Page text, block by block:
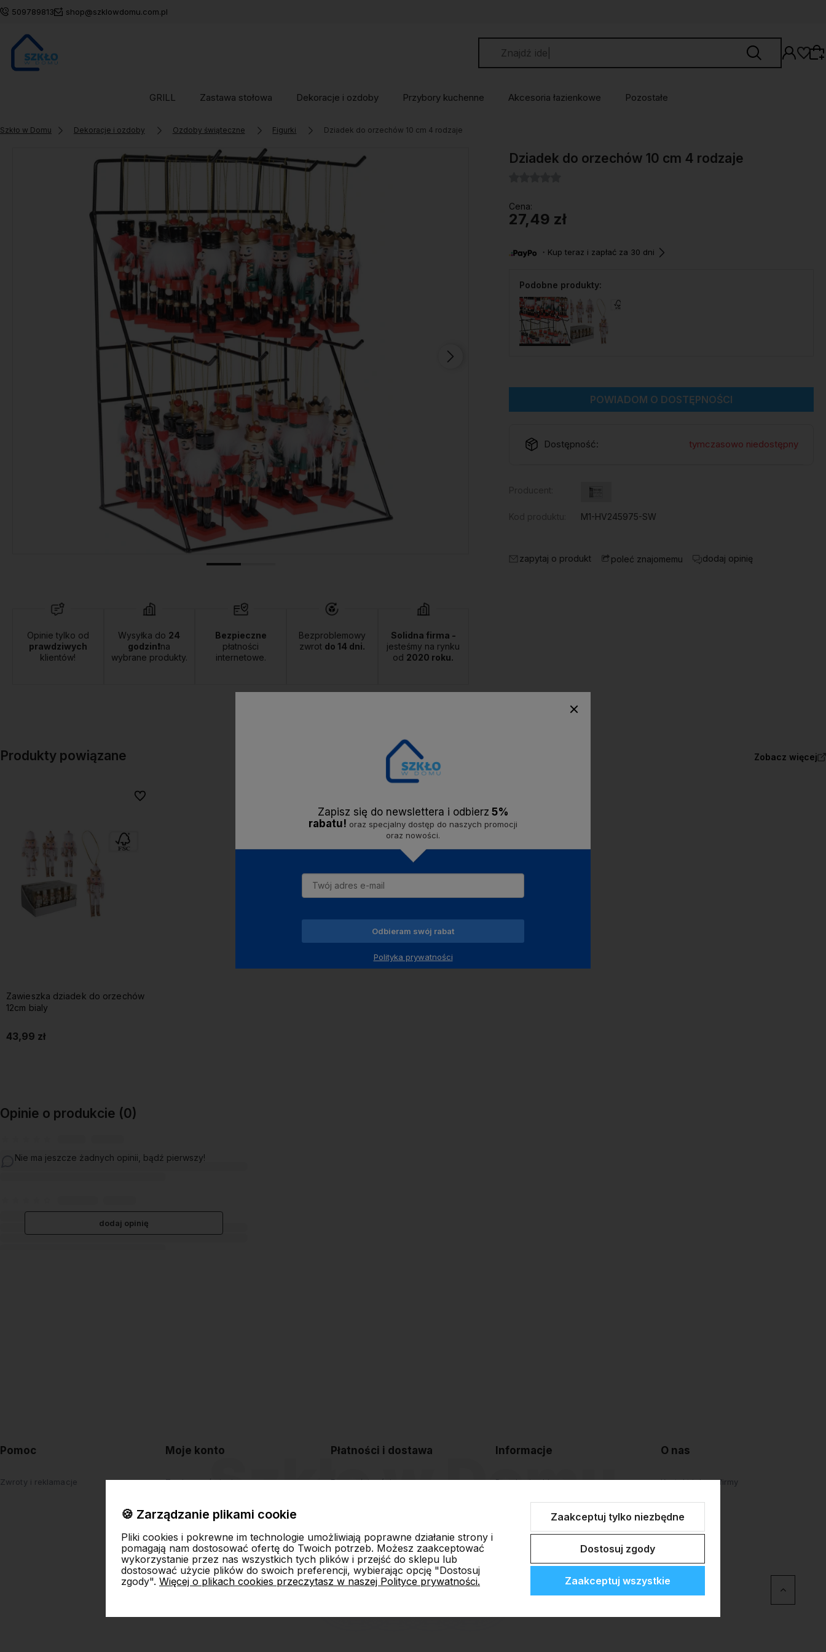
509789813 shop@szklowdomu.com.pl
oferty lub zaloguj się, aby przywrócić dodane
GRILL Zastawa stołowa Dekoracje i ozdoby Przybory kuchenne Akcesoria łazienkowe Pozostałe
Szkło w Domu Dekoracje i ozdoby Ozdoby świąteczne Figurki Dziadek do orzechów 10 cm 4 rodzaje
Opinie tylko od
prawdziwych
klientów!
Wysyłka do 24
godzin❗na
wybrane produkty.
Bezpieczne
płatności
internetowe.
Bezproblemowy
zwrot do 14 dni.
Solidna firma -
jesteśmy na rynku
od 2020 roku.
Dziadek do orzechów 10 cm 4 rodzaje
Cena:
27,49 zł
・Kup teraz i zapłać za 30 dni
Podobne produkty:
POWIADOM O DOSTĘPNOŚCI
Dostępność: tymczasowo niedostępny
M1-HV245975-SW
zapytaj o produkt poleć znajomemu dodaj opinię
Produkty powiązane Zobacz więcej
Zawieszka dziadek do orzechów
12cm bialy
43,99 zł
Do ulubionych
Opinie o produkcie (0)
Nie ma jeszcze żadnych opinii, bądź pierwszy!
dodaj opinię
Pomoc
Zwroty i reklamacje
Moje konto
Twoje zamówienia
Przechowalnia
Płatności i dostawa
Formy płatności
Informacje
Regulamin sklepu
Polityka prywatności
O nas
Kontakt i dane firmy
O firmie
Personalizacja
🍪 Zarządzanie plikami cookie
Pliki cookies i pokrewne im technologie umożliwiają poprawne działanie strony i
pomagają nam dostosować ofertę do Twoich potrzeb. Możesz zaakceptować
wykorzystanie przez nas wszystkich tych plików i przejść do sklepu lub
dostosować użycie plików do swoich preferencji, wybierając opcję "Dostosuj
zgody". Więcej o plikach cookies przeczytasz w naszej Polityce prywatności.
Zaakceptuj tylko niezbędne
Dostosuj zgody
Zaakceptuj wszystkie
Zapisz się do newslettera i odbierz 5%
rabatu! oraz specjalny dostęp do naszych promocji
oraz nowości.
Odbieram swój rabat
Polityka prywatności